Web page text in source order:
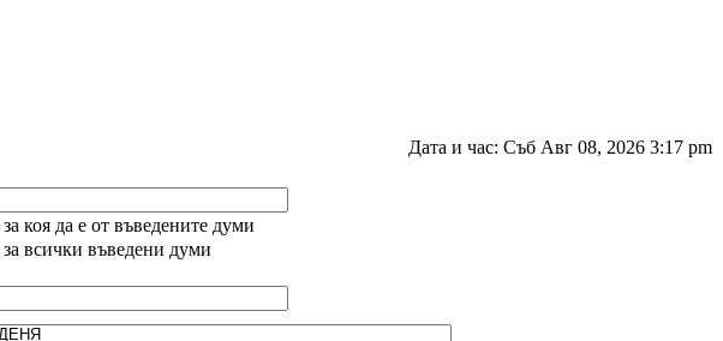
Дата и час: Съб Авг 08, 2026 3:17 pm
коя да е от въведените думи
всички въведени думи